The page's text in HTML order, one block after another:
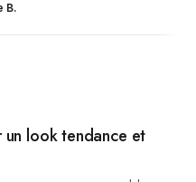
un look tendance et